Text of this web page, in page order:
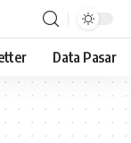
Data Pasar